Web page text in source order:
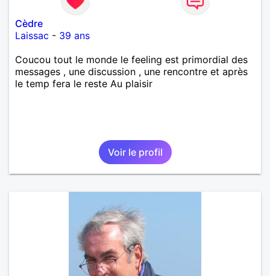
Cèdre
Laissac - 39 ans
Coucou tout le monde le feeling est primordial des
messages , une discussion , une rencontre et après
le temp fera le reste Au plaisir
Voir le profil